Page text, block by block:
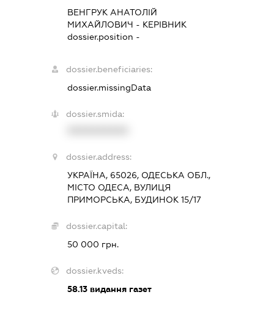
ВЕНГРУК АНАТОЛІЙ
МИХАЙЛОВИЧ - КЕРІВНИК
dossier.position -
dossier.beneficiaries:
dossier.missingData
dossier.smida:
dossier.address:
УКРАЇНА, 65026, ОДЕСЬКА ОБЛ.,
МІСТО ОДЕСА, ВУЛИЦЯ
ПРИМОРСЬКА, БУДИНОК 15/17
dossier.capital:
50 000 грн.
dossier.kveds:
58.13 видання газет